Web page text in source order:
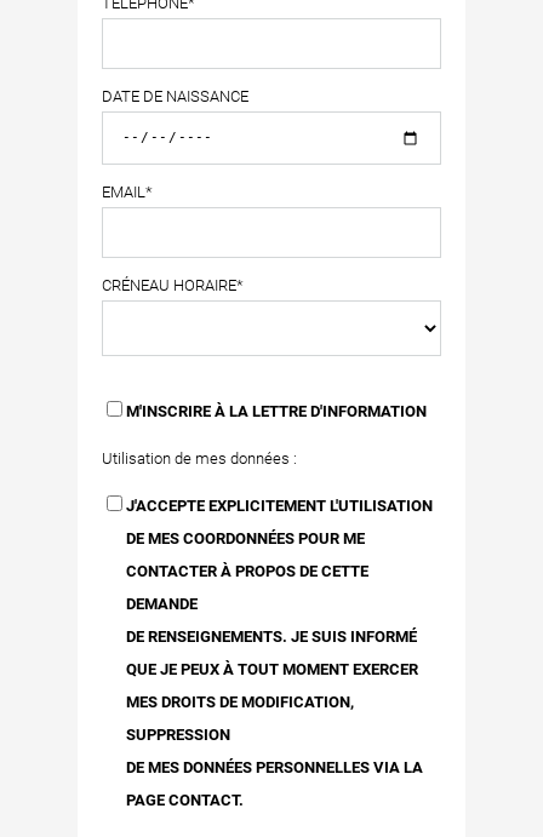
DATE DE NAISSANCE
EMAIL*
CRÉNEAU HORAIRE*
M'INSCRIRE À LA LETTRE D'INFORMATION
Utilisation de mes données :
J'ACCEPTE EXPLICITEMENT L'UTILISATION
DE MES COORDONNÉES POUR ME
CONTACTER À PROPOS DE CETTE
DEMANDE
DE RENSEIGNEMENTS. JE SUIS INFORMÉ
QUE JE PEUX À TOUT MOMENT EXERCER
MES DROITS DE MODIFICATION,
SUPPRESSION
DE MES DONNÉES PERSONNELLES VIA LA
PAGE CONTACT.